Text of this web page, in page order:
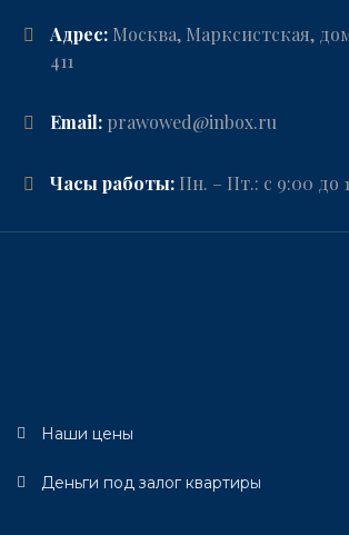
Адрес: Москва, Марксистская,
411
Email: prawowed@inbox.ru
Часы работы: Пн. – Пт.: с 9:00 до
Наши цены
Деньги под залог квартиры